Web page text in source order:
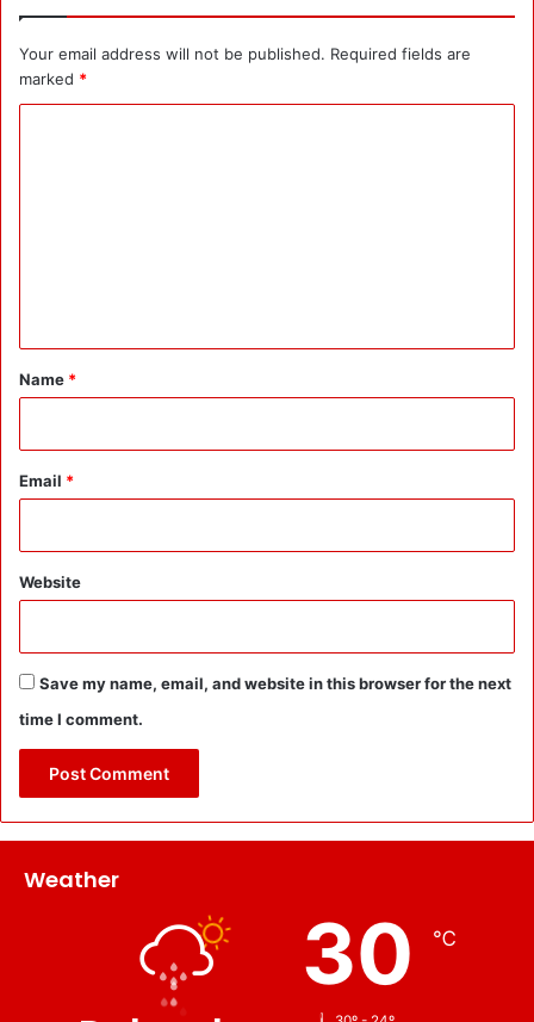
Your email address will not be published. Required fields are
marked *
*
Name *
Email *
Website
Save my name, email, and website in this browser for the next
time I comment.
Weather
30 ℃